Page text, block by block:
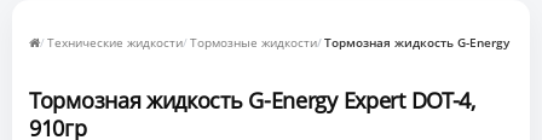
Технические жидкости Тормозные жидкости Тормозная жидкость G-Energy
Тормозная жидкость G-Energy Expert DOT-4,
910гр